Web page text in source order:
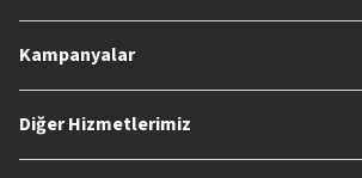
Kampanyalar
Diğer Hizmetlerimiz